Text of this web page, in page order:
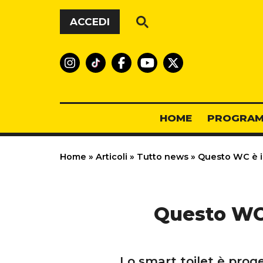
Vai al contenuto
ACCEDI
HOME
Home » Articoli » Tutto news » Questo WC è
Questo